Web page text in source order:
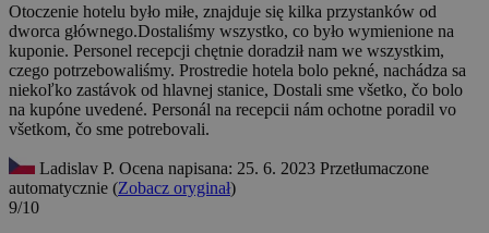
Otoczenie hotelu było miłe, znajduje się kilka przystanków od
dworca głównego.Dostaliśmy wszystko, co było wymienione na
kuponie. Personel recepcji chętnie doradził nam we wszystkim,
czego potrzebowaliśmy. Prostredie hotela bolo pekné, nachádza sa
niekoľko zastávok od hlavnej stanice, Dostali sme všetko, čo bolo
na kupóne uvedené. Personál na recepcii nám ochotne poradil vo
všetkom, čo sme potrebovali.
Ladislav P. Ocena napisana: 25. 6. 2023 Przetłumaczone
automatycznie (Zobacz oryginał)
9/10